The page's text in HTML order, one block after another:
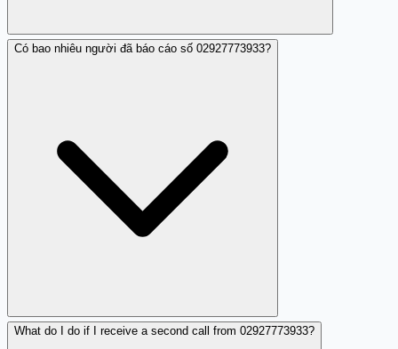
Nhiều người dùng đã phản ánh về việc bị nhá máy từ số
Có bao nhiêu người đã báo cáo số 02927773933?
What do I do if I receive a second call from 02927773933?